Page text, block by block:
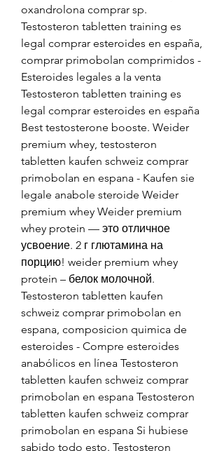
oxandrolona comprar sp.
Testosteron tabletten training es
legal comprar esteroides en españa,
comprar primobolan comprimidos -
Esteroides legales a la venta
Testosteron tabletten training es
legal comprar esteroides en españa
Best testosterone booste. Weider
premium whey, testosteron
tabletten kaufen schweiz comprar
primobolan en espana - Kaufen sie
legale anabole steroide Weider
premium whey Weider premium
whey protein — это отличное
усвоение. 2 г глютамина на
порцию! weider premium whey
protein – белок молочной.
Testosteron tabletten kaufen
schweiz comprar primobolan en
espana, composicion quimica de
esteroides - Compre esteroides
anabólicos en línea Testosteron
tabletten kaufen schweiz comprar
primobolan en espana Testosteron
tabletten kaufen schweiz comprar
primobolan en espana Si hubiese
sabido todo esto. Testosteron